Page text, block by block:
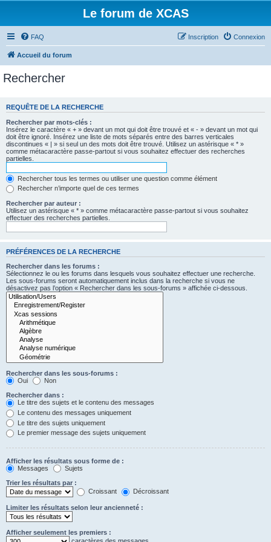
Le forum de XCAS
FAQ Connexion
Inscription
Accueil du forum
Rechercher
REQUÊTE DE LA RECHERCHE
Rechercher par mots-clés :
Insérez le caractère « + » devant un mot qui doit être trouvé et « - » devant un mot qui
doit être ignoré. Insérez une liste de mots séparés entre des barres verticales
discontinues « | » si seul un des mots doit être trouvé. Utilisez un astérisque « * »
comme métacaractère passe-partout si vous souhaitez effectuer des recherches
partielles.
Rechercher tous les termes ou utiliser une question comme élément
Rechercher n’importe quel de ces termes
Rechercher par auteur :
Utilisez un astérisque « * » comme métacaractère passe-partout si vous souhaitez
effectuer des recherches partielles.
PRÉFÉRENCES DE LA RECHERCHE
Rechercher dans les forums :
Sélectionnez le ou les forums dans lesquels vous souhaitez effectuer une recherche.
Les sous-forums seront automatiquement inclus dans la recherche si vous ne
désactivez pas l’option « Rechercher dans les sous-forums » affichée ci-dessous.
Rechercher dans les sous-forums :
Oui
Non
Rechercher dans :
Le titre des sujets et le contenu des messages
Le contenu des messages uniquement
Le titre des sujets uniquement
Le premier message des sujets uniquement
Afficher les résultats sous forme de :
Messages
Sujets
Trier les résultats par :
Croissant
Décroissant
Limiter les résultats selon leur ancienneté :
Afficher seulement les premiers :